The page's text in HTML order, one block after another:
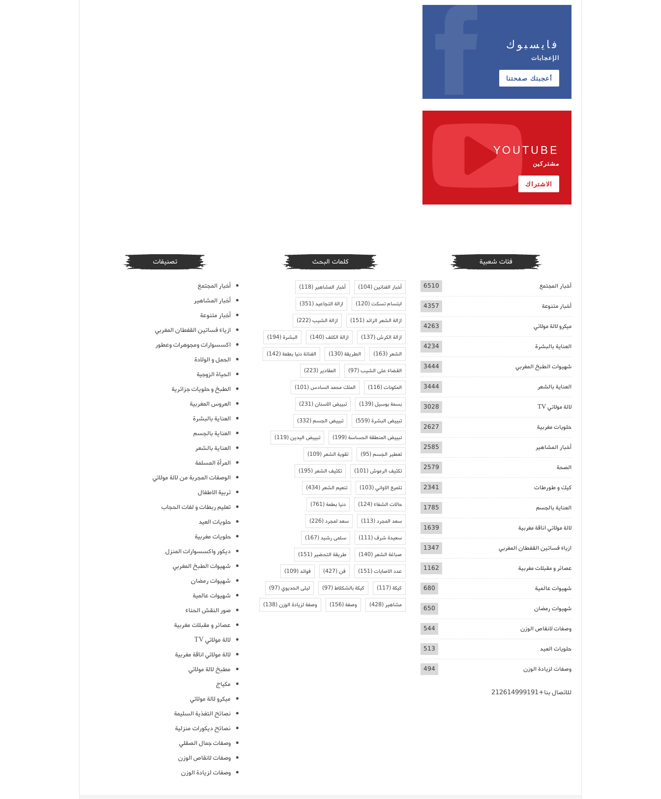
فايسبوك
الإعجابات
أعجبتك صفحتنا
YOUTUBE
مشتركين
الاشتراك
فئات شعبية
أخبار المجتمع 6510
أخبار متنوعة 4357
ميكرو لالة مولاتي 4263
العناية بالبشرة 4234
شهيوات الطبخ المغربي 3444
العناية بالشعر 3444
لالة مولاتي TV 3028
حلويات مغربية 2627
أخبار المشاهير 2585
الصحة 2579
كيك و طورطات 2341
العناية بالجسم 1785
لالة مولاتي اناقة مغربية 1639
ازياء فساتين القفطان المغربي 1347
عصائر و مقبلات مغربية 1162
شهيوات عالمية 680
شهيوات رمضان 650
وصفات لانقاص الوزن 544
حلويات العيد 513
وصفات لزيادة الوزن 494
للاتصال بنا+212614999191
كلمات البحث
أخبار الفنانين(104) أخبار المشاهير(118)
ابتسام تسكت(120) ازالة التجاعيد(351)
ازالة الشعر الزائد(151) ازالة الشيب(222)
ازالة الكرش(137) ازالة الكلف(140) البشرة(194)
الشعر(163) الطريقة(130) الفنانة دنيا بطمة(142)
القضاء على الشيب(97) المقادير(223)
المكونات(116) الملك محمد السادس(101)
بسمة بوسيل(139) تبييض الاسنان(231)
تبييض البشرة(559) تبييض الجسم(332)
تبييض المنطقة الحساسة(199) تبييض اليدين(119)
تعطير الجسم(95) تقوية الشعر(109)
تكثيف الرموش(101) تكثيف الشعر(195)
تلميع الاواني(103) تنعيم الشعر(434)
حالات الشفاء(124) دنيا بطمة(761)
سعد المجرد(113) سعد لمجرد(226)
سعيدة شرف(111) سلمى رشيد(167)
صباغة الشعر(140) طريقة التحضير(151)
عدد الاصابات(151) فن(427) فوائد(109)
كيكة(117) كيكة بالشكلاط(97) ليلى الحديوي(97)
مشاهير(428) وصفة(156) وصفة لزيادة الوزن(138)
تصنيفات
أخبار المجتمع
أخبار المشاهير
أخبار متنوعة
ازياء فساتين القفطان المغربي
اكسسوارات ومجوهرات وعطور
الحمل و الولادة
الحياة الزوجية
الطبخ و حلويات جزائرية
العروس المغربية
العناية بالبشرة
العناية بالجسم
العناية بالشعر
المرأة المسلمة
الوصفات المجربة من لالة مولاتي
تربية الاطفال
تعليم ربطات و لفات الحجاب
حلويات العيد
حلويات مغربية
ديكور واكسسوارات المنزل
شهيوات الطبخ المغربي
شهيوات رمضان
شهيوات عالمية
صور النقش الحناء
عصائر و مقبلات مغربية
لالة مولاتي TV
لالة مولاتي اناقة مغربية
مطبخ لالة مولاتي
مكياج
ميكرو لالة مولاتي
نصائح التغذية السليمة
نصائح ديكورات منزلية
وصفات جمال الصقلي
وصفات لانقاص الوزن
وصفات لزيادة الوزن